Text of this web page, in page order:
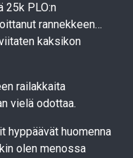
25k PLO:n
rannekkeen…
kaksikon
railakkaita
vielä odottaa.
hyppäävät huomenna
olen menossa